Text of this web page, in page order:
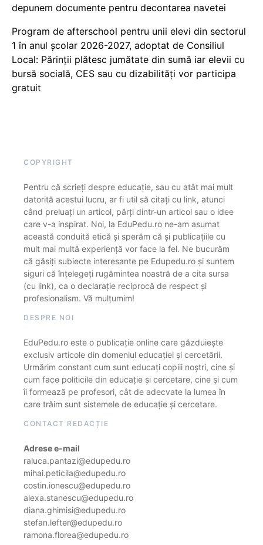
depunem documente pentru decontarea navetei
Program de afterschool pentru unii elevi din sectorul
1 în anul școlar 2026-2027, adoptat de Consiliul
Local: Părinții plătesc jumătate din sumă iar elevii cu
bursă socială, CES sau cu dizabilităţi vor participa
gratuit
COPYRIGHT
Pentru că scrieți despre educație, sau cu atât mai mult
datorită acestui lucru, ar fi util să citați cu link, atunci
când preluați un articol, părți dintr-un articol sau o idee
care v-a inspirat. Noi, la EduPedu.ro ne-am asumat
această conduită etică și sperăm că și publicațiile cu
mult mai multă experiență vor face la fel. Ne bucurăm
că găsiți subiecte interesante pe Edupedu.ro și suntem
siguri că înțelegeți rugămintea noastră de a cita sursa
(cu link), ca o declarație reciprocă de respect și
profesionalism. Vă mulțumim!
DESPRE NOI
EduPedu.ro este o publicație online care găzduiește
exclusiv articole din domeniul educației și cercetării.
Urmărim constant cum sunt educați copiii noștri, cine și
cum face politicile din educație și cercetare, cine și cum
îi formează pe profesori, cât de adecvate la lumea în
care trăim sunt sistemele de educație și cercetare.
CONTACT REDACȚIE
Adrese e-mail
raluca.pantazi@edupedu.ro
mihai.peticila@edupedu.ro
costin.ionescu@edupedu.ro
alexa.stanescu@edupedu.ro
diana.ghimisi@edupedu.ro
stefan.lefter@edupedu.ro
ramona.florea@edupedu.ro